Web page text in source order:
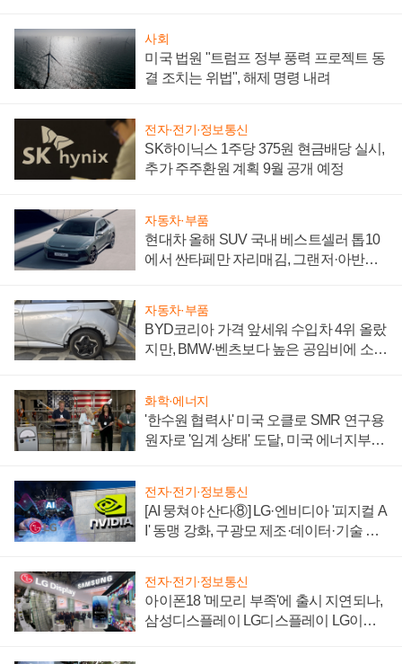
사회
미국 법원 "트럼프 정부 풍력 프로젝트 동
결 조치는 위법", 해제 명령 내려
전자·전기·정보통신
SK하이닉스 1주당 375원 현금배당 실시,
추가 주주환원 계획 9월 공개 예정
자동차·부품
현대차 올해 SUV 국내 베스트셀러 톱10
에서 싼타페만 자리매김, 그랜저·아반떼
자동차·부품
BYD코리아 가격 앞세워 수입차 4위 올랐
지만, BMW·벤츠보다 높은 공임비에 소비
화학·에너지
'한수원 협력사' 미국 오클로 SMR 연구용
원자로 '임계 상태' 도달, 미국 에너지부
전자·전기·정보통신
[AI 뭉쳐야 산다⑧] LG·엔비디아 '피지컬 A
I' 동맹 강화, 구광모 제조·데이터·기술 결
전자·전기·정보통신
아이폰18 '메모리 부족'에 출시 지연되나,
삼성디스플레이 LG디스플레이 LG이노